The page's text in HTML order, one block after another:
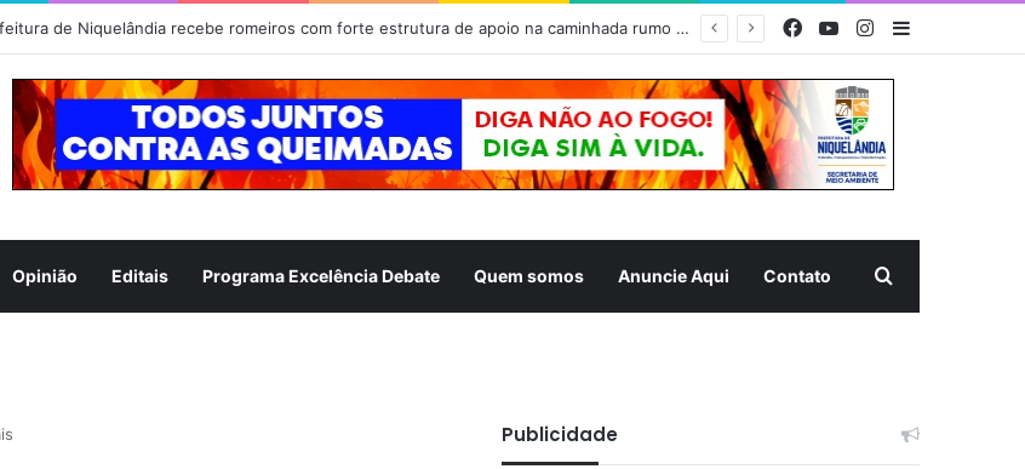
PÃO, FÉ E SOLIDARIEDADE – Prefeitura de Niquelândia recebe romeiros com forte estrutura de apoio na caminhada rumo ao Muquém FacebookYouTubeInstagram
Opinião Editais Programa Excelência Debate Quem somos Anuncie Aqui Contato
Publicidade